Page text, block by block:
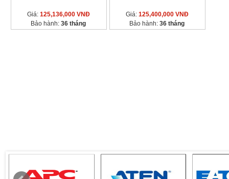
Giá: 125,136,000 VNĐ
Bảo hành:36 tháng
Giá: 125,400,000 VNĐ
Bảo hành:36 tháng